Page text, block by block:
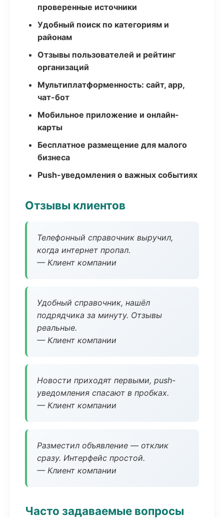
проверенные источники
Удобный поиск по категориям и
районам
Отзывы пользователей и рейтинг
организаций
Мультиплатформенность: сайт, app,
чат-бот
Мобильное приложение и онлайн-
карты
Бесплатное размещение для малого
бизнеса
Push-уведомления о важных событиях
Отзывы клиентов
Телефонный справочник выручил,
когда интернет пропал.
— Клиент компании
Удобный справочник, нашёл
подрядчика за минуту. Отзывы
реальные.
— Клиент компании
Новости приходят первыми, push-
уведомления спасают в пробках.
— Клиент компании
Разместил объявление — отклик
сразу. Интерфейс простой.
— Клиент компании
Часто задаваемые вопросы